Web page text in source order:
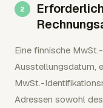
Eine finnische
Ausstellungsdatum,
MwSt.-
Adressen sowohl